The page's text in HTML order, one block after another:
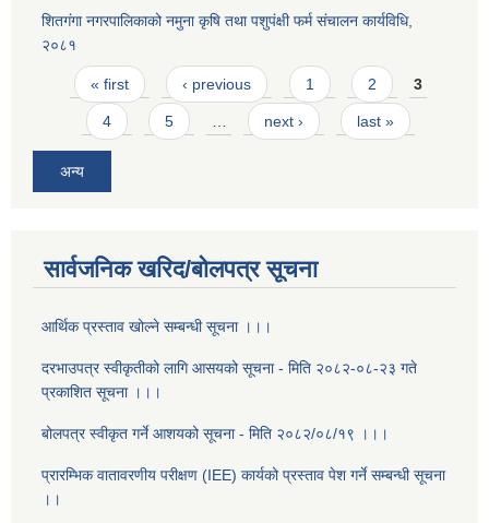
शितगंगा नगरपालिकाको नमुना कृषि तथा पशुपंक्षी फर्म संचालन कार्यविधि,
२०८१
Pages
« first ‹ previous 1 2 3
4 5 next › last »
अन्य
सार्वजनिक खरिद/बोलपत्र सूचना
आर्थिक प्रस्ताव खोल्ने सम्बन्धी सूचना ।।।
दरभाउपत्र स्वीकृतीको लागि आसयको सूचना - मिति २०८२-०८-२३ गते
प्रकाशित सूचना ।।।
बोलपत्र स्वीकृत गर्ने आशयको सूचना - मिति २०८२/०८/१९ ।।।
प्रारम्भिक वातावरणीय परीक्षण (IEE) कार्यको प्रस्ताव पेश गर्ने सम्बन्धी सूचना
।।